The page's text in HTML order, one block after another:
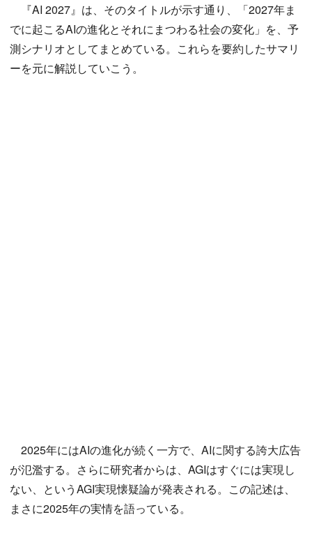
『AI 2027』は、そのタイトルが示す通り、「2027年ま
でに起こるAIの進化とそれにまつわる社会の変化」を、予
測シナリオとしてまとめている。これらを要約したサマリ
ーを元に解説していこう。
2025年にはAIの進化が続く一方で、AIに関する誇大広告
が氾濫する。さらに研究者からは、AGIはすぐには実現し
ない、というAGI実現懐疑論が発表される。この記述は、
まさに2025年の実情を語っている。